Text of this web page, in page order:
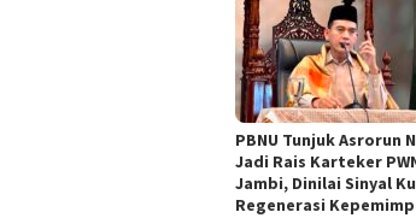
PBNU Tunjuk Asrorun
Jadi Rais Karteker
Jambi, Dinilai Sinyal
Regenerasi